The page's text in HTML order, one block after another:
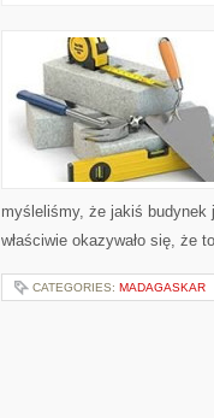
myśleliśmy, że jakiś budynek
właściwie okazywało się, że
CATEGORIES: MADAGASKAR